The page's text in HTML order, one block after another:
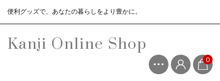
便利グッズで、あなたの暮らしをより豊かに。
Kanji Online Shop 0